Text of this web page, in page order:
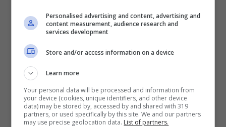
Nov 9, 2013
Expo 2015 è un’occasione per nuovi
rapporti tra Italia e Africa
Nov 7, 2013
Personalised advertising and content, advertising and
content measurement, audience research and
services development
Store and/or access information on a device
Learn more
Your personal data will be processed and information from
your device (cookies, unique identifiers, and other device
data) may be stored by, accessed by and shared with 319
partners, or used specifically by this site. We and our partners
may use precise geolocation data. List of partners.